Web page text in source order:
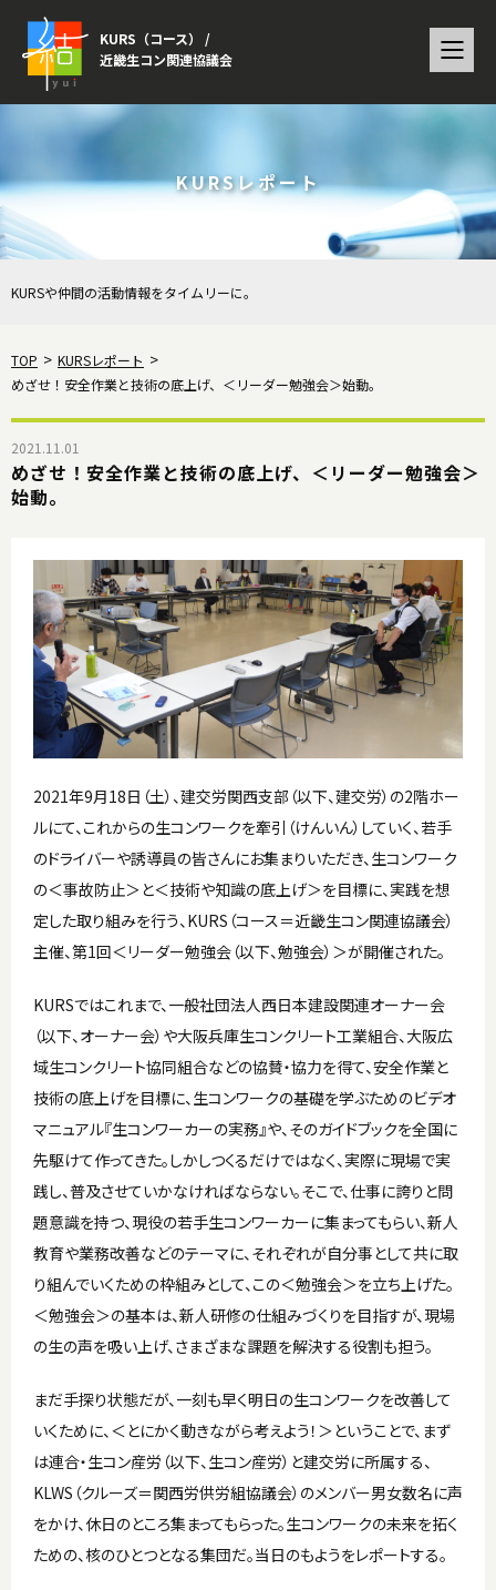
KURS（コース） /
近畿生コン関連協議会
KURSレポート
KURSや仲間の活動情報をタイムリーに。
TOP
KURSレポート
めざせ！安全作業と技術の底上げ、＜リーダー勉強会＞始動。
2021.11.01
めざせ！安全作業と技術の底上げ、＜リーダー勉強会＞
始動。
2021年9月18日（土）、建交労関西支部（以下、建交労）の2階ホー
ルにて、これからの生コンワークを牽引（けんいん）していく、若手
のドライバーや誘導員の皆さんにお集まりいただき、生コンワーク
の＜事故防止＞と＜技術や知識の底上げ＞を目標に、実践を想
定した取り組みを行う、KURS（コース＝近畿生コン関連協議会）
主催、第1回＜リーダー勉強会（以下、勉強会）＞が開催された。
KURSではこれまで、一般社団法人西日本建設関連オーナー会
（以下、オーナー会）や大阪兵庫生コンクリート工業組合、大阪広
域生コンクリート協同組合などの協賛・協力を得て、安全作業と
技術の底上げを目標に、生コンワークの基礎を学ぶためのビデオ
マニュアル『生コンワーカーの実務』や、そのガイドブックを全国に
先駆けて作ってきた。しかしつくるだけではなく、実際に現場で実
践し、普及させていかなければならない。そこで、仕事に誇りと問
題意識を持つ、現役の若手生コンワーカーに集まってもらい、新人
教育や業務改善などのテーマに、それぞれが自分事として共に取
り組んでいくための枠組みとして、この＜勉強会＞を立ち上げた。
＜勉強会＞の基本は、新人研修の仕組みづくりを目指すが、現場
の生の声を吸い上げ、さまざまな課題を解決する役割も担う。
まだ手探り状態だが、一刻も早く明日の生コンワークを改善して
いくために、＜とにかく動きながら考えよう！＞ということで、まず
は連合・生コン産労（以下、生コン産労）と建交労に所属する、
KLWS（クルーズ＝関西労供労組協議会）のメンバー男女数名に声
をかけ、休日のところ集まってもらった。生コンワークの未来を拓く
ための、核のひとつとなる集団だ。当日のもようをレポートする。